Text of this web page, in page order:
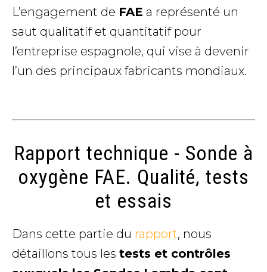
L’engagement de FAE a représenté un
saut qualitatif et quantitatif pour
l’entreprise espagnole, qui vise à devenir
l’un des principaux fabricants mondiaux.
Rapport technique - Sonde à
oxygène FAE. Qualité, tests
et essais
Dans cette partie du rapport, nous
détaillons tous les tests et contrôles